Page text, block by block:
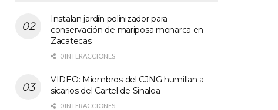
Instalan jardín polinizador para
conservación de mariposa monarca en
Zacatecas
0 INTERACCIONES
VIDEO: Miembros del CJNG humillan a
sicarios del Cartel de Sinaloa
0 INTERACCIONES